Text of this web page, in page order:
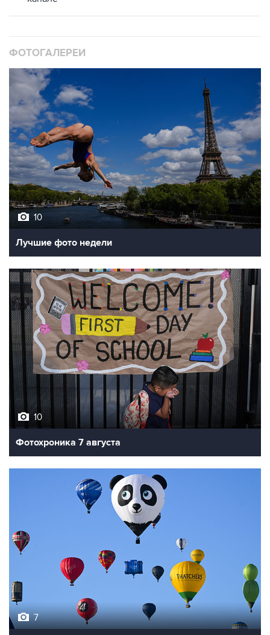
ФОТОГАЛЕРЕИ
10
Лучшие фото недели
10
Фотохроника 7 августа
7